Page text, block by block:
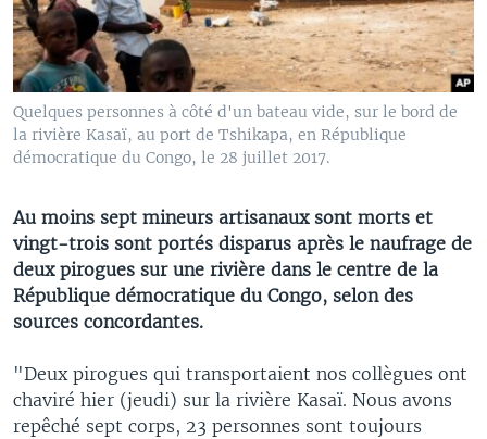
Quelques personnes à côté d'un bateau vide, sur le bord de
la rivière Kasaï, au port de Tshikapa, en République
démocratique du Congo, le 28 juillet 2017.
Au moins sept mineurs artisanaux sont morts et
vingt-trois sont portés disparus après le naufrage de
deux pirogues sur une rivière dans le centre de la
République démocratique du Congo, selon des
sources concordantes.
"Deux pirogues qui transportaient nos collègues ont
chaviré hier (jeudi) sur la rivière Kasaï. Nous avons
repêché sept corps, 23 personnes sont toujours